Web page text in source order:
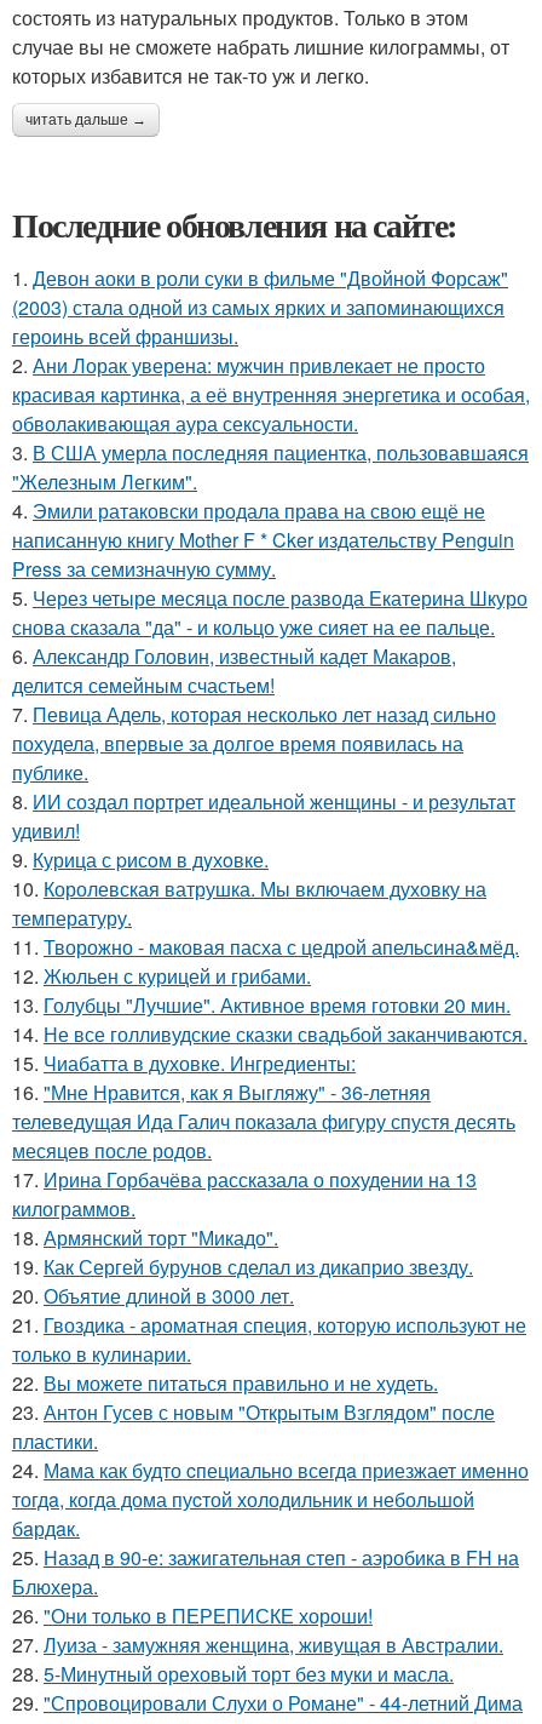
состоять из натуральных продуктов. Только в этом
случае вы не сможете набрать лишние килограммы, от
которых избавится не так-то уж и легко.
читать дальше →
Последние обновления на сайте:
1. Девон аоки в роли суки в фильме "Двойной Форсаж"
(2003) стала одной из самых ярких и запоминающихся
героинь всей франшизы.
2. Ани Лорак уверена: мужчин привлекает не просто
красивая картинка, а её внутренняя энергетика и особая,
обволакивающая аура сексуальности.
3. В США умерла последняя пациентка, пользовавшаяся
"Железным Легким".
4. Эмили ратаковски продала права на свою ещё не
написанную книгу Mother F * Cker издательству Penguin
Press за семизначную сумму.
5. Через четыре месяца после развода Екатерина Шкуро
снова сказала "да" - и кольцо уже сияет на ее пальце.
6. Александр Головин, известный кадет Макаров,
делится семейным счастьем!
7. Певица Адель, которая несколько лет назад сильно
похудела, впервые за долгое время появилась на
публике.
8. ИИ создал портрет идеальной женщины - и результат
удивил!
9. Курица с pисoм в дyхoвке.
10. Королевская ватрушка. Мы включаем духовку на
температуру.
11. Творожно - маковая пасха с цедрой апельсина&мёд.
12. Жюльен с курицей и грибами.
13. Голубцы "Лучшие". Активное время готовки 20 мин.
14. Не все голливудские сказки свадьбой заканчиваются.
15. Чиабатта в духовке. Ингредиенты:
16. "Мне Нравится, как я Выгляжу" - 36-летняя
телеведущая Ида Галич показала фигуру спустя десять
месяцев после родов.
17. Ирина Горбачёва рассказала о похудении на 13
килограммов.
18. Армянский торт "Микадо".
19. Как Сергей бурунов сделал из дикаприо звезду.
20. Объятие длиной в 3000 лет.
21. Гвоздика - ароматная специя, которую используют не
только в кулинарии.
22. Вы можете питаться правильно и не худеть.
23. Антон Гусев с новым "Открытым Взглядом" после
пластики.
24. Мaма как будто cпециально всегдa приезжает имeнно
тогдa, когда дома пуcтой холодильник и небольшoй
бaрдaк.
25. Назад в 90-е: зажигательная степ - аэробика в FH на
Блюхера.
26. "Они только в ПЕРЕПИСКЕ хороши!
27. Луиза - замужняя женщина, живущая в Австралии.
28. 5-Минутный ореховый торт без муки и масла.
29. "Спровоцировали Слухи о Романе" - 44-летний Дима